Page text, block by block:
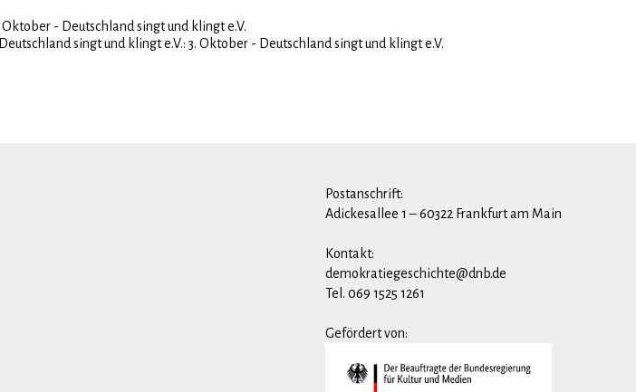
Oktober - Deutschland singt und klingt e.V.
singt und klingt e.V.: 3. Oktober - Deutschland singt und klingt e.V.
Postanschrift:
Adickesallee 1 – 60322 Frankfurt am Main
Kontakt:
demokratiegeschichte@dnb.de
Tel. 069 1525 1261
Gefördert von: